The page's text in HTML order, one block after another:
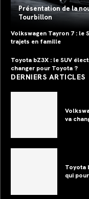
Présentation de la
Tourbillon
Volkswagen Tayron 7 : le
trajets en famille
Toyota bZ3X : le SUV
changer pour Toyota ?
DERNIERS ARTICLES
va
Toyota
qui